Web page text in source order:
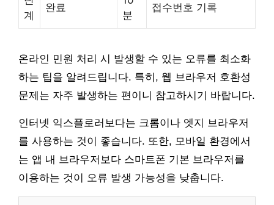
계
완료
분
접수번호 기록
온라인 민원 처리 시 발생할 수 있는 오류를 최소화
하는 팁을 알려드립니다. 특히, 웹 브라우저 호환성
문제는 자주 발생하는 편이니 참고하시기 바랍니다.
인터넷 익스플로러보다는 크롬이나 엣지 브라우저
를 사용하는 것이 좋습니다. 또한, 모바일 환경에서
는 앱 내 브라우저보다 스마트폰 기본 브라우저를
이용하는 것이 오류 발생 가능성을 낮춥니다.